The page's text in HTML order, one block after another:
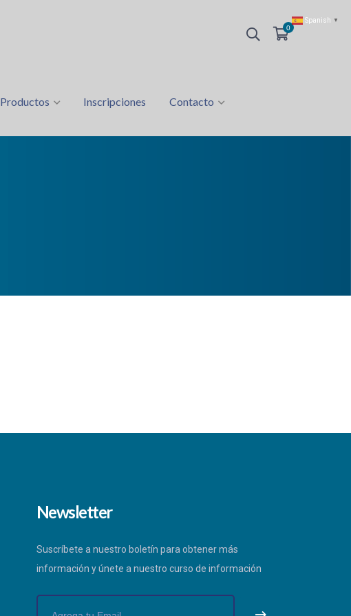
0
Productos Inscripciones Contacto
Newsletter
Suscríbete a nuestro boletín para obtener más
información y únete a nuestro curso de información
Spanish ▼